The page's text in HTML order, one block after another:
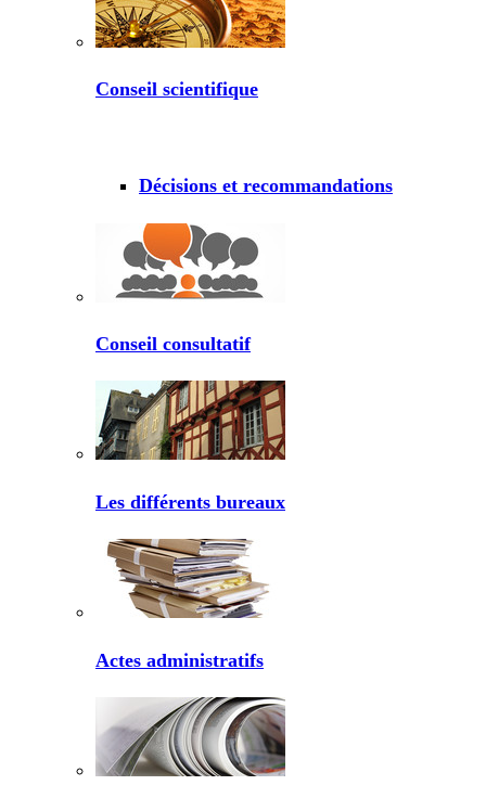
Conseil scientifique
Décisions et recommandations
Conseil consultatif
Les différents bureaux
Actes administratifs